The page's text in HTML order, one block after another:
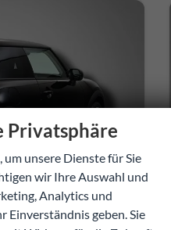
Privatsphäre
unsere Dienste für Sie
wir Ihre Auswahl und
Analytics und
Einverständnis geben. Sie